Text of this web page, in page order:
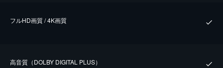
フルHD画質 / 4K画質
⾼⾳質（DOLBY DIGITAL PLUS）